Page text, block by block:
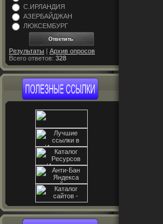
С.ИРЛАНДИЯ
АЗЕРБАЙДЖАН
ЛЮКСЕМБУРГ
Результаты | Архив опросов
Всего ответов: 328